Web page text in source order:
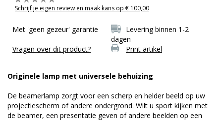
Schrijf je eigen review en maak kans op € 100,00
Met 'geen gezeur' garantie
Levering binnen 1-2
dagen
Vragen over dit product?
Print artikel
Originele lamp met universele behuizing
De beamerlamp zorgt voor een scherp en helder beeld op uw
projectiescherm of andere ondergrond. Wilt u sport kijken met
de beamer, een presentatie geven of andere beelden op een